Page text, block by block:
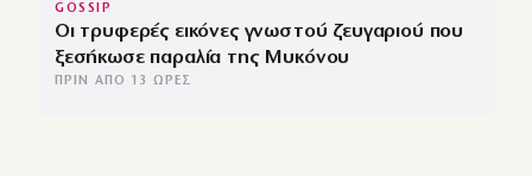
GOSSIP
Οι τρυφερές εικόνες γνωστού ζευγαριού που
ξεσήκωσε παραλία της Μυκόνου
ΠΡΙΝ ΑΠΌ 13 ΏΡΕΣ